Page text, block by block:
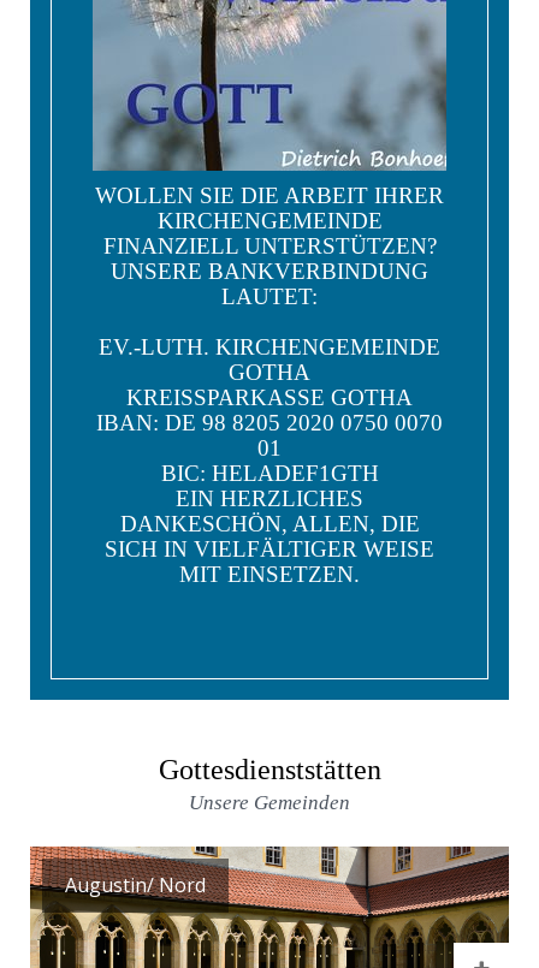
WOLLEN SIE DIE ARBEIT IHRER
KIRCHENGEMEINDE
FINANZIELL UNTERSTÜTZEN?
UNSERE BANKVERBINDUNG
LAUTET:
EV.-LUTH. KIRCHENGEMEINDE
GOTHA
KREISSPARKASSE GOTHA
IBAN: DE 98 8205 2020 0750 0070
01
BIC: HELADEF1GTH
EIN HERZLICHES
DANKESCHÖN, ALLEN, DIE
SICH IN VIELFÄLTIGER WEISE
MIT EINSETZEN.
Gottesdienststätten
Unsere Gemeinden
Augustin/ Nord